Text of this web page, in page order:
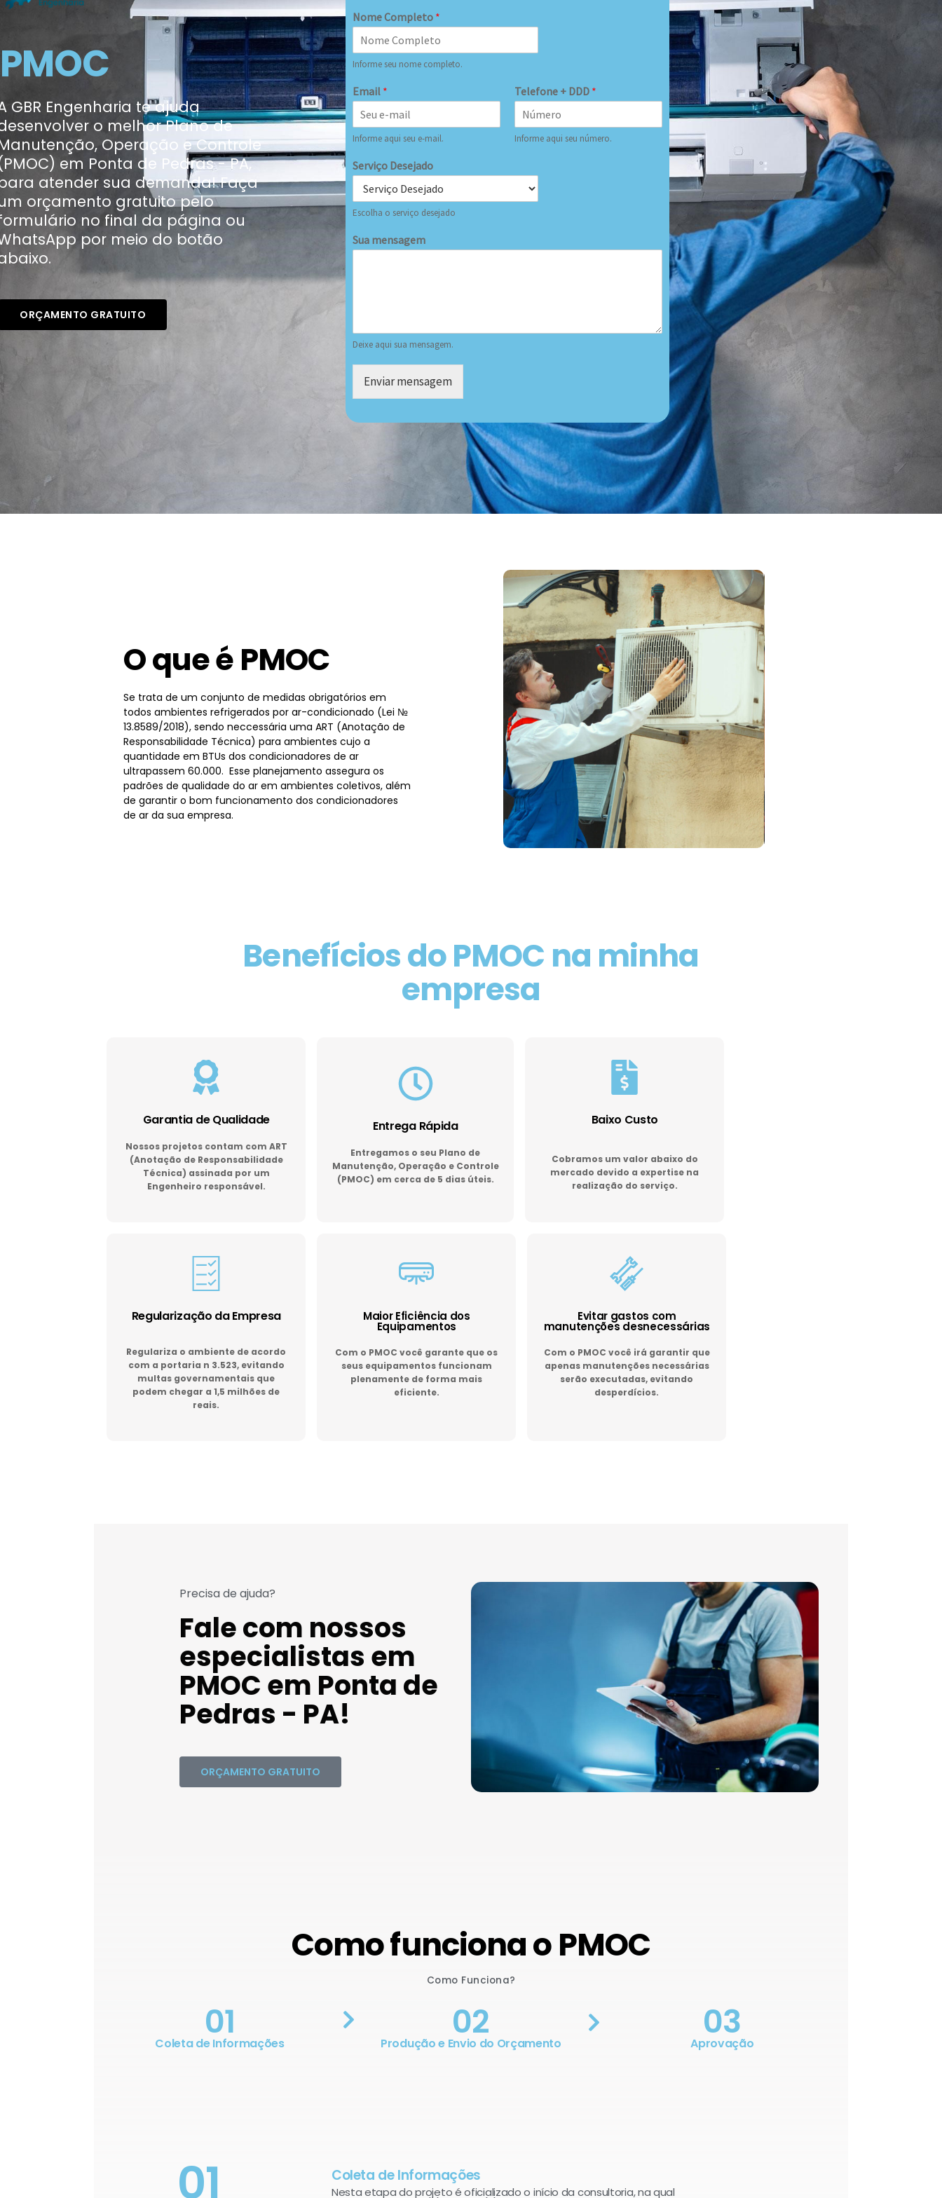
PMOC
GBR Engenharia te ajuda
o melhor Plano de
Operação e Controle
em Ponta de Pedras - PA,
atender sua demanda! Faça
orçamento gratuito pelo
no final da página ou
por meio do botão
ORÇAMENTO GRATUITO
Nome Completo *
Informe seu nome completo.
Email *
Informe aqui seu e-mail.
Telefone + DDD *
Informe aqui seu número.
Serviço Desejado
Escolha o serviço desejado
Sua mensagem
Deixe aqui sua mensagem.
Enviar mensagem
O que é PMOC
Se trata de um conjunto de medidas obrigatórios em
todos ambientes refrigerados por ar-condicionado (Lei №
13.8589/2018), sendo neccessária uma ART (Anotação de
Responsabilidade Técnica) para ambientes cujo a
quantidade em BTUs dos condicionadores de ar
ultrapassem 60.000. Esse planejamento assegura os
padrões de qualidade do ar em ambientes coletivos, além
de garantir o bom funcionamento dos condicionadores
de ar da sua empresa.
Benefícios do PMOC na minha
empresa
Garantia de Qualidade
Nossos projetos contam com ART
(Anotação de Responsabilidade
Técnica) assinada por um
Engenheiro responsável.
Entrega Rápida
Entregamos o seu Plano de
Manutenção, Operação e Controle
(PMOC) em cerca de 5 dias úteis.
Baixo Custo
Cobramos um valor abaixo do
mercado devido a expertise na
realização do serviço.
Regularização da Empresa
Regulariza o ambiente de acordo
com a portaria n 3.523, evitando
multas governamentais que
podem chegar a 1,5 milhões de
reais.
Maior Eficiência dos
Equipamentos
Com o PMOC você garante que os
seus equipamentos funcionam
plenamente de forma mais
eficiente.
Evitar gastos com
manutenções desnecessárias
Com o PMOC você irá garantir que
apenas manutenções necessárias
serão executadas, evitando
desperdícios.
Precisa de ajuda?
Fale com nossos
especialistas em
PMOC em Ponta de
Pedras - PA!
ORÇAMENTO GRATUITO
Como funciona o PMOC
Como Funciona?
01
Coleta de Informações 02
Produção e Envio do Orçamento 03
Aprovação
01 Coleta de Informações
Nesta etapa do projeto é oficializado o início da consultoria, na qual